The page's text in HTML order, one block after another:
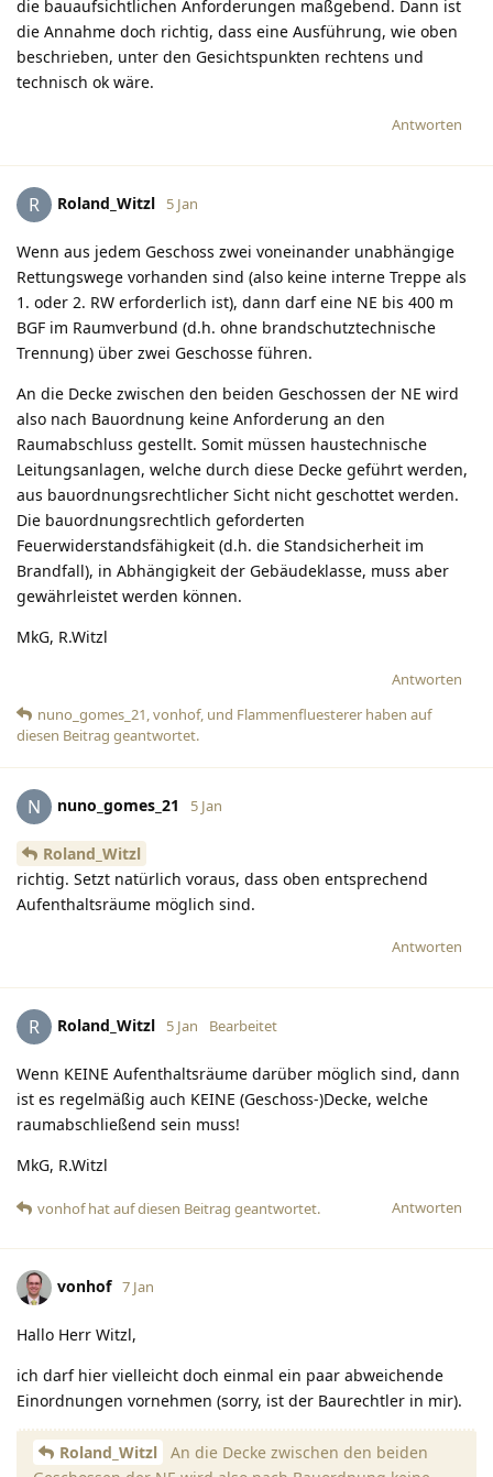
die bauaufsichtlichen Anforderungen maßgebend. Dann ist
die Annahme doch richtig, dass eine Ausführung, wie oben
beschrieben, unter den Gesichtspunkten rechtens und
technisch ok wäre.
Antworten
R Roland_Witzl 5 Jan
Wenn aus jedem Geschoss zwei voneinander unabhängige
Rettungswege vorhanden sind (also keine interne Treppe als
1. oder 2. RW erforderlich ist), dann darf eine NE bis 400 m
BGF im Raumverbund (d.h. ohne brandschutztechnische
Trennung) über zwei Geschosse führen.
An die Decke zwischen den beiden Geschossen der NE wird
also nach Bauordnung keine Anforderung an den
Raumabschluss gestellt. Somit müssen haustechnische
Leitungsanlagen, welche durch diese Decke geführt werden,
aus bauordnungsrechtlicher Sicht nicht geschottet werden.
Die bauordnungsrechtlich geforderten
Feuerwiderstandsfähigkeit (d.h. die Standsicherheit im
Brandfall), in Abhängigkeit der Gebäudeklasse, muss aber
gewährleistet werden können.
MkG, R.Witzl
Antworten
nuno_gomes_21,vonhof, und Flammenfluesterer haben auf
diesen Beitrag geantwortet.
N nuno_gomes_21 5 Jan
Roland_Witzl
richtig. Setzt natürlich voraus, dass oben entsprechend
Aufenthaltsräume möglich sind.
Antworten
R Roland_Witzl 5 Jan Bearbeitet
Wenn KEINE Aufenthaltsräume darüber möglich sind, dann
ist es regelmäßig auch KEINE (Geschoss-)Decke, welche
raumabschließend sein muss!
MkG, R.Witzl
Antworten
vonhof hatauf diesen Beitrag geantwortet.
vonhof 7 Jan
Hallo Herr Witzl,
ich darf hier vielleicht doch einmal ein paar abweichende
Einordnungen vornehmen (sorry, ist der Baurechtler in mir).
Roland_Witzl
An die Decke zwischen den beiden